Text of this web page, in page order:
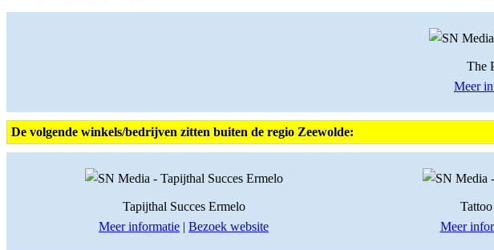
The
Meer
De volgende winkels/bedrijven zitten buiten de regio Zeewolde:
Tapijthal Succes Ermelo
Meer informatie | Bezoek website
Meer